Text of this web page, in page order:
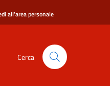
all'area personale
Cerca